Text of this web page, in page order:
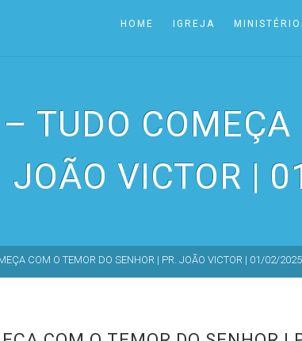
HOME IGREJA
TUDO
JOÃO VICTOR |
COM O TEMOR DO SENHOR | PR. JOÃO VICTOR | 01/02/2025